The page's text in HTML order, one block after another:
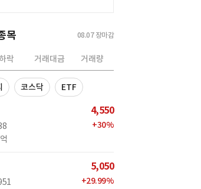
목 08.07 장마감
하락 거래대금 거래량
코스닥 ETF
4,550
+30%
5,050
+29.99%